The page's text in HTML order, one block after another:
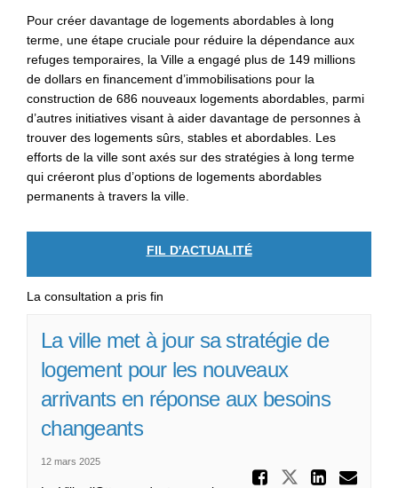
Pour créer davantage de logements abordables à long
terme, une étape cruciale pour réduire la dépendance aux
refuges temporaires, la Ville a engagé plus de 149 millions
de dollars en financement d’immobilisations pour la
construction de 686 nouveaux logements abordables, parmi
d’autres initiatives visant à aider davantage de personnes à
trouver des logements sûrs, stables et abordables. Les
efforts de la ville sont axés sur des stratégies à long terme
qui créeront plus d’options de logements abordables
permanents à travers la ville.
FIL D'ACTUALITÉ
La consultation a pris fin
La ville met à jour sa stratégie de
logement pour les nouveaux
arrivants en réponse aux besoins
changeants
12 mars 2025
Partager